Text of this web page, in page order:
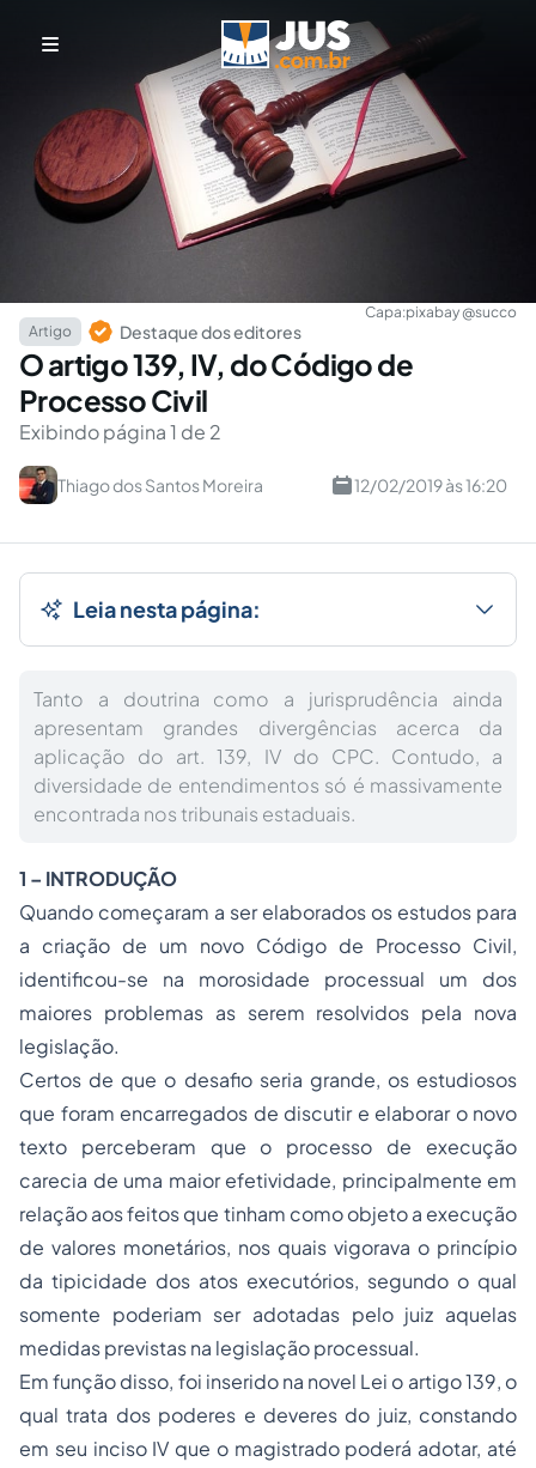
Capa:pixabay @succo
Artigo
Destaque dos editores
O artigo 139, IV, do Código de
Processo Civil
Exibindo página 1 de 2
Thiago dos Santos Moreira 12/02/2019 às 16:20
Leia nesta página:
Tanto a doutrina como a jurisprudência ainda
apresentam grandes divergências acerca da
aplicação do art. 139, IV do CPC. Contudo, a
diversidade de entendimentos só é massivamente
encontrada nos tribunais estaduais.
1 – INTRODUÇÃO
Quando começaram a ser elaborados os estudos para
a criação de um novo Código de Processo Civil,
identificou-se na morosidade processual um dos
maiores problemas as serem resolvidos pela nova
legislação.
Certos de que o desafio seria grande, os estudiosos
que foram encarregados de discutir e elaborar o novo
texto perceberam que o processo de execução
carecia de uma maior efetividade, principalmente em
relação aos feitos que tinham como objeto a execução
de valores monetários, nos quais vigorava o princípio
da tipicidade dos atos executórios, segundo o qual
somente poderiam ser adotadas pelo juiz aquelas
medidas previstas na legislação processual.
Em função disso, foi inserido na novel Lei o artigo 139, o
qual trata dos poderes e deveres do juiz, constando
em seu inciso IV que o magistrado poderá adotar, até